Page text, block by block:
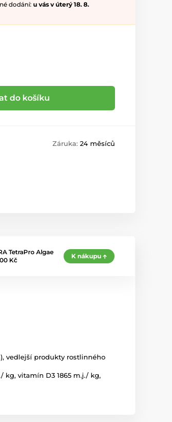
dodání: u vás v úterý 18. 8.
do košíku
Záruka: 24 měsíců
TetraPro Algae
Kč
K nákupu
vedlejší produkty rostlinného
kg, vitamín D3 1865 m.j./ kg,